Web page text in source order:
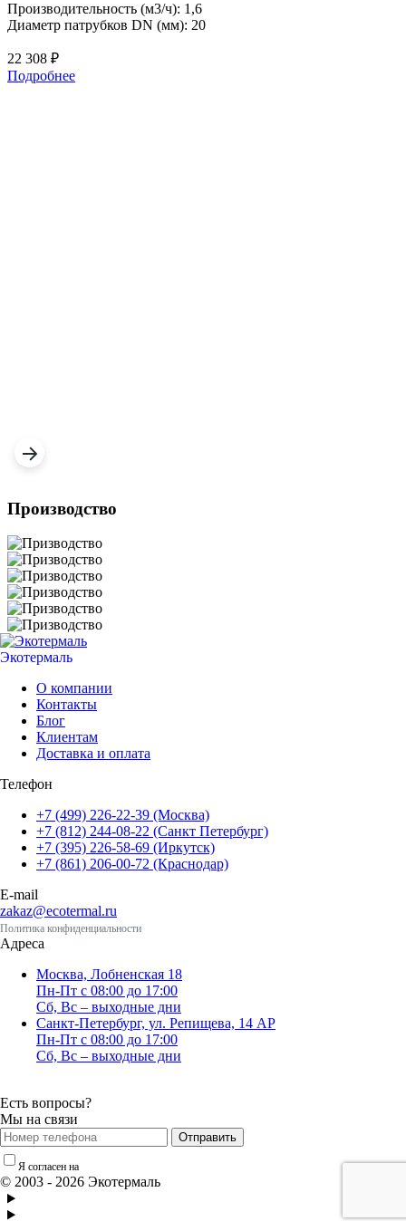
Производительность (м3/ч): 1,6
Диаметр патрубков DN (мм): 20
22 308 ₽
Подробнее
Производство
Экотермаль
О компании
Контакты
Блог
Клиентам
Доставка и оплата
Телефон
+7 (499) 226-22-39 (Москва)
+7 (812) 244-08-22 (Санкт Петербург)
+7 (395) 226-58-69 (Иркутск)
+7 (861) 206-00-72 (Краснодар)
E-mail
zakaz@ecotermal.ru
Политика конфиденциальности
Адреса
Москва, Лобненская 18
Пн-Пт с 08:00 до 17:00
Сб, Вс – выходные дни
Санкт-Петербург, ул. Репищева, 14 АР
Пн-Пт с 08:00 до 17:00
Сб, Вс – выходные дни
Есть вопросы?
Мы на связи
Отправить
Я согласен на
© 2003 - 2026 Экотермаль